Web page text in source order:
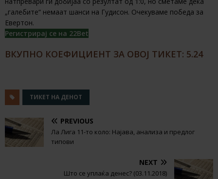
„галебите“ немаат шанси на Гудисон. Очекуваме победа за
Евертон.
Регистрирај се на 22Bet
ВКУПНО КОЕФИЦИЕНТ ЗА ОВОЈ ТИКЕТ: 5.24
ТИКЕТ НА ДЕНОТ
PREVIOUS
Ла Лига 11-то коло: Најава, анализа и предлог
типови
NEXT
Што се уплаќа денес? (03.11.2018)